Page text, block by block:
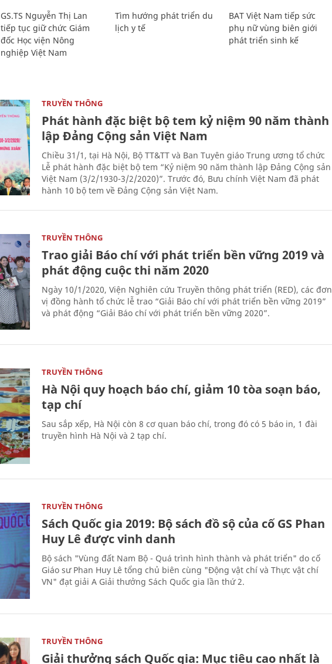
GS.TS Nguyễn Thị Lan
tiếp tục giữ chức Giám
đốc Học viện Nông
nghiệp Việt Nam
Tìm hướng phát triển du
lịch y tế
BAT Việt Nam tiếp sức
phụ nữ vùng biên giới
phát triển sinh kế
TRUYỀN THÔNG
Phát hành đặc biệt bộ tem kỷ niệm 90 năm thành
lập Đảng Cộng sản Việt Nam
Chiều 31/1, tại Hà Nội, Bộ TT&TT và Ban Tuyên giáo Trung ương tổ chức
Lễ phát hành đặc biệt bộ tem “Kỷ niệm 90 năm thành lập Đảng Cộng sản
Việt Nam (3/2/1930-3/2/2020)”. Trước đó, Bưu chính Việt Nam đã phát
hành 10 bộ tem về Đảng Cộng sản Việt Nam.
TRUYỀN THÔNG
Trao giải Báo chí với phát triển bền vững 2019 và
phát động cuộc thi năm 2020
Ngày 10/1/2020, Viện Nghiên cứu Truyền thông phát triển (RED), các đơn
vị đồng hành tổ chức lễ trao “Giải Báo chí với phát triển bền vững 2019”
và phát động “Giải Báo chí với phát triển bền vững 2020”.
TRUYỀN THÔNG
Hà Nội quy hoạch báo chí, giảm 10 tòa soạn báo,
tạp chí
Sau sắp xếp, Hà Nội còn 8 cơ quan báo chí, trong đó có 5 báo in, 1 đài
truyền hình Hà Nội và 2 tạp chí.
TRUYỀN THÔNG
Sách Quốc gia 2019: Bộ sách đồ sộ của cố GS Phan
Huy Lê được vinh danh
Bộ sách "Vùng đất Nam Bộ - Quá trình hình thành và phát triển" do cố
Giáo sư Phan Huy Lê tổng chủ biên cùng "Động vật chí và Thực vật chí
VN" đạt giải A Giải thưởng Sách Quốc gia lần thứ 2.
TRUYỀN THÔNG
Giải thưởng sách Quốc gia: Mục tiêu cao nhất là